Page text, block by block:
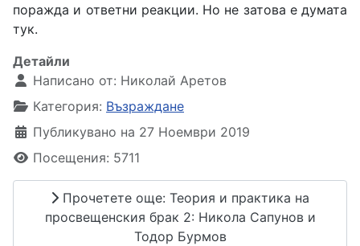
поражда и ответни реакции. Но не затова е думата
тук.
Детайли
Написано от: Николай Аретов
Категория: Възраждане
Публикувано на 27 Ноември 2019
Посещения: 5711
Прочетете още: Теория и практика на
просвещенския брак 2: Никола Сапунов и
Тодор Бурмов